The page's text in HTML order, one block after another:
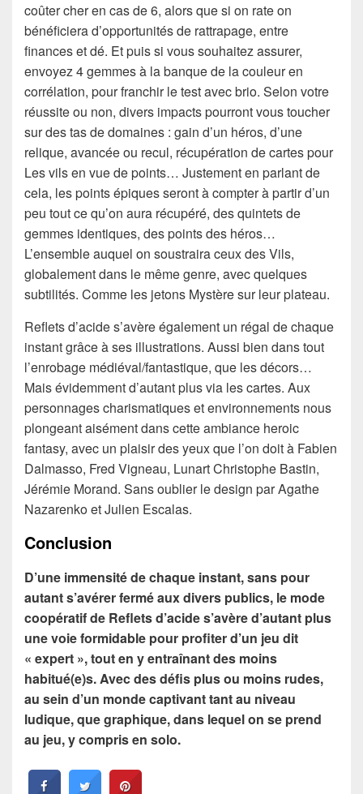
coûter cher en cas de 6, alors que si on rate on
bénéficiera d’opportunités de rattrapage, entre
finances et dé. Et puis si vous souhaitez assurer,
envoyez 4 gemmes à la banque de la couleur en
corrélation, pour franchir le test avec brio. Selon votre
réussite ou non, divers impacts pourront vous toucher
sur des tas de domaines : gain d’un héros, d’une
relique, avancée ou recul, récupération de cartes pour
Les vils en vue de points… Justement en parlant de
cela, les points épiques seront à compter à partir d’un
peu tout ce qu’on aura récupéré, des quintets de
gemmes identiques, des points des héros…
L’ensemble auquel on soustraira ceux des Vils,
globalement dans le même genre, avec quelques
subtilités. Comme les jetons Mystère sur leur plateau.
Reflets d’acide s’avère également un régal de chaque
instant grâce à ses illustrations. Aussi bien dans tout
l’enrobage médiéval/fantastique, que les décors…
Mais évidemment d’autant plus via les cartes. Aux
personnages charismatiques et environnements nous
plongeant aisément dans cette ambiance heroic
fantasy, avec un plaisir des yeux que l’on doit à Fabien
Dalmasso, Fred Vigneau, Lunart Christophe Bastin,
Jérémie Morand. Sans oublier le design par Agathe
Nazarenko et Julien Escalas.
Conclusion
D’une immensité de chaque instant, sans pour
autant s’avérer fermé aux divers publics, le mode
coopératif de Reflets d’acide s’avère d’autant plus
une voie formidable pour profiter d’un jeu dit
« expert », tout en y entraînant des moins
habitué(e)s. Avec des défis plus ou moins rudes,
au sein d’un monde captivant tant au niveau
ludique, que graphique, dans lequel on se prend
au jeu, y compris en solo.